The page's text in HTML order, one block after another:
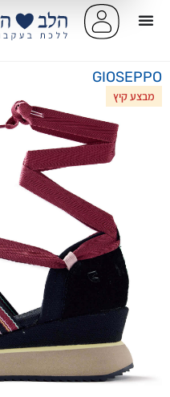
GIOSEPPO
מבצע קיץ